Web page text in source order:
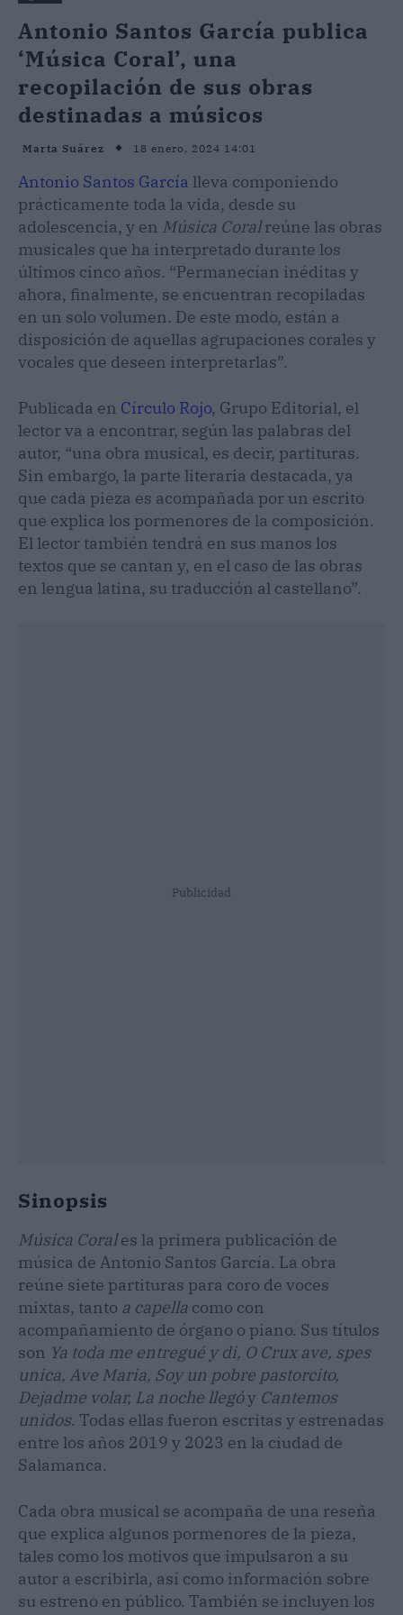
Antonio Santos García publica
‘Música Coral’, una
recopilación de sus obras
destinadas a músicos
Marta Suárez 18 enero, 2024 14:01
Antonio Santos García lleva componiendo
prácticamente toda la vida, desde su
adolescencia, y en Música Coralreúne las obras
musicales que ha interpretado durante los
últimos cinco años. “Permanecían inéditas y
ahora, finalmente, se encuentran recopiladas
en un solo volumen. De este modo, están a
disposición de aquellas agrupaciones corales y
vocales que deseen interpretarlas”.
Publicada en Círculo Rojo, Grupo Editorial, el
lector va a encontrar, según las palabras del
autor, “una obra musical, es decir, partituras.
Sin embargo, la parte literaria destacada, ya
que cada pieza es acompañada por un escrito
que explica los pormenores de la composición.
El lector también tendrá en sus manos los
textos que se cantan y, en el caso de las obras
en lengua latina, su traducción al castellano”.
Publicidad
Sinopsis
Música Corales la primera publicación de
música de Antonio Santos García. La obra
reúne siete partituras para coro de voces
mixtas, tanto a capella como con
acompañamiento de órgano o piano. Sus títulos
son Ya toda me entregué y di, O Crux ave, spes
unica, Ave Maria, Soy un pobre pastorcito,
Dejadme volar, La noche llegóy Cantemos
unidos. Todas ellas fueron escritas y estrenadas
entre los años 2019 y 2023 en la ciudad de
Salamanca.
Cada obra musical se acompaña de una reseña
que explica algunos pormenores de la pieza,
tales como los motivos que impulsaron a su
autor a escribirla, así como información sobre
su estreno en público. También se incluyen los